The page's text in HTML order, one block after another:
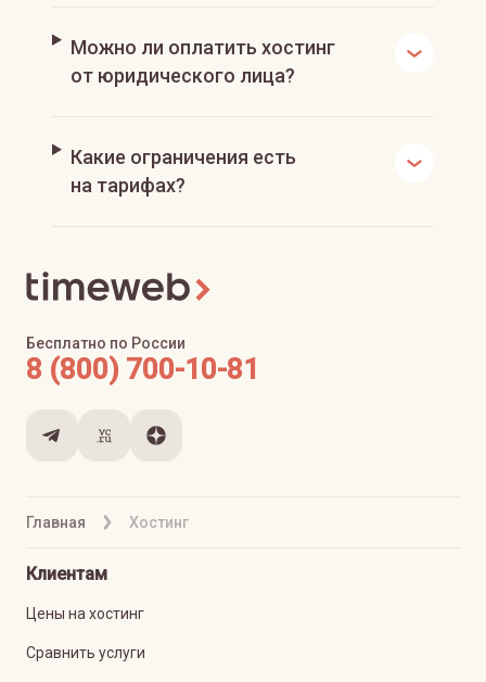
Можно ли оплатить хостинг
от юридического лица?
Какие ограничения есть
на тарифах?
Главная Хостинг
Бесплатно по России
8 (800) 700-10-81
Клиентам
Цены на хостинг
Сравнить услуги